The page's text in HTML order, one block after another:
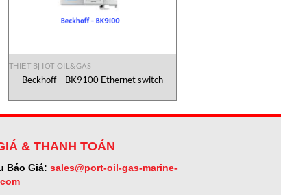
THIẾT BỊ IOT OIL&GAS
Beckhoff – BK9100 Ethernet switch
& THANH TOÁN
Báo Giá: sales@port-oil-gas-marine-